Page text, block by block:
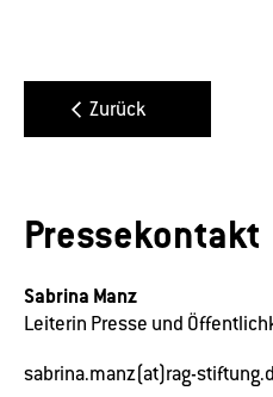
Zurück
Pressekontakt
Sabrina Manz
Leiterin Presse und
sabrina.manz(at)rag-